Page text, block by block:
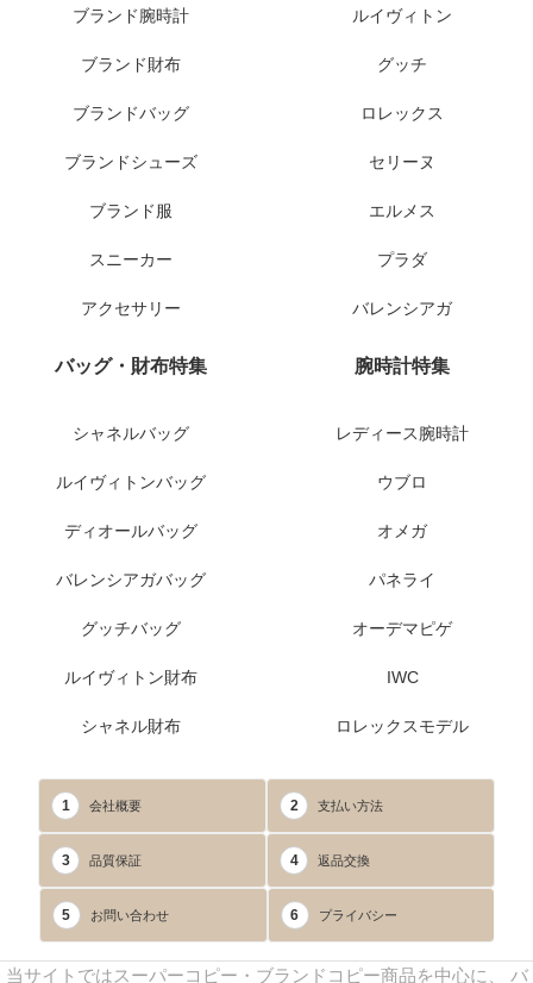
ブランド腕時計
ブランド財布
ブランドバッグ
ブランドシューズ
ブランド服
スニーカー
アクセサリー
ルイヴィトン
グッチ
ロレックス
セリーヌ
エルメス
プラダ
バレンシアガ
バッグ・財布特集
シャネルバッグ
ルイヴィトンバッグ
ディオールバッグ
バレンシアガバッグ
グッチバッグ
ルイヴィトン財布
シャネル財布
腕時計特集
レディース腕時計
ウブロ
オメガ
パネライ
オーデマピゲ
IWC
ロレックスモデル
1 会社概要 2 支払い方法
3 品質保証 4 返品交換
5 お問い合わせ 6 プライバシー
当サイトではスーパーコピー・ブランドコピー商品を中心に、 バ